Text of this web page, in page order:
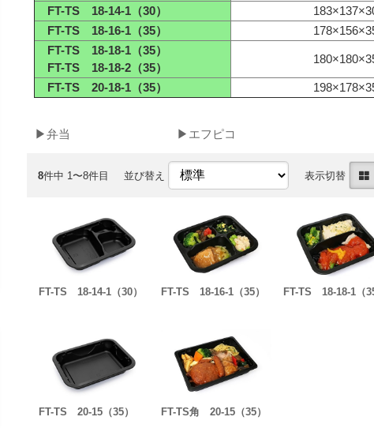
FT-TS 18-14-1（30）
FT-TS 18-16-1（35）
FT-TS 18-18-1（35）
FT-TS 18-18-2（35）
FT-TS 20-18-1（35）
▶弁当 ▶エフピコ
8件中 1〜8件目 並び替え 表示切替
FT-TS 18-14-1（30） FT-TS 18-16-1（35） FT-TS 18-18-1（35
FT-TS 20-15（35） FT-TS角 20-15（35）